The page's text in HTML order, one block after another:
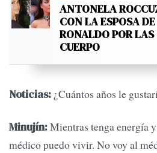
ANTONELA
CON LA ESPOSA
RONALDO POR
CUERPO
Noticias: ¿Cuántos años le
Minujín:Mientras tenga energía
médico puedo vivir. No voy al